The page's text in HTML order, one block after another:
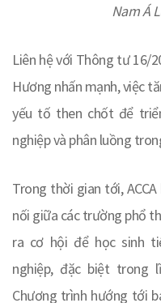
Nam Á
Liên hệ với Thông tư 16/
Hương nhấn mạnh, việc
yếu tố then chốt để
nghiệp và phân luồng
Trong thời gian tới,
nối giữa các trường phổ
ra cơ hội để học sinh
nghiệp, đặc biệt trong
Chương trình hướng tới